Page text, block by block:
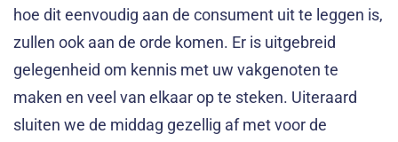
hoe dit eenvoudig aan de consument uit te leggen is,
zullen ook aan de orde komen. Er is uitgebreid
gelegenheid om kennis met uw vakgenoten te
maken en veel van elkaar op te steken. Uiteraard
sluiten we de middag gezellig af met voor de